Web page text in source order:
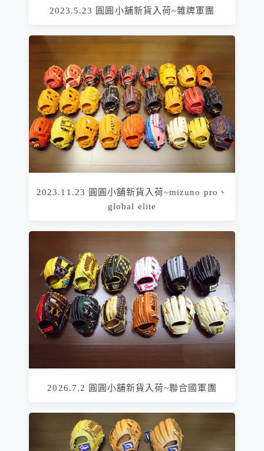
2023.5.23 圓圓小舖新貨入荷~雜牌軍團
2023.11.23 圓圓小舖新貨入荷~mizuno pro、
global elite
2026.7.2 圓圓小舖新貨入荷~聯合國軍團